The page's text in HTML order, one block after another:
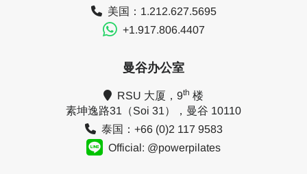
美国：1.212.627.5695
+1.917.806.4407
曼谷办公室
RSU 大厦，9th 楼
素坤逸路31（Soi 31），曼谷 10110
泰国：+66 (0)2 117 9583
Official: @powerpilates